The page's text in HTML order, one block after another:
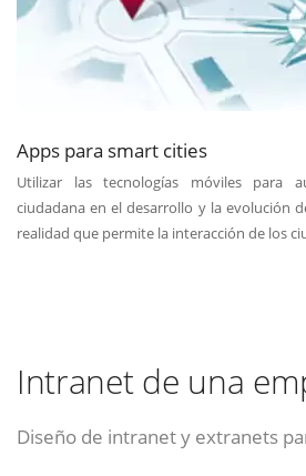
Apps para smart cities
Utilizar las tecnologías móviles para
ciudadana en el desarrollo y la evolución
realidad que permite la interacción de los
Intranet de una
Diseño de intranet y extranets